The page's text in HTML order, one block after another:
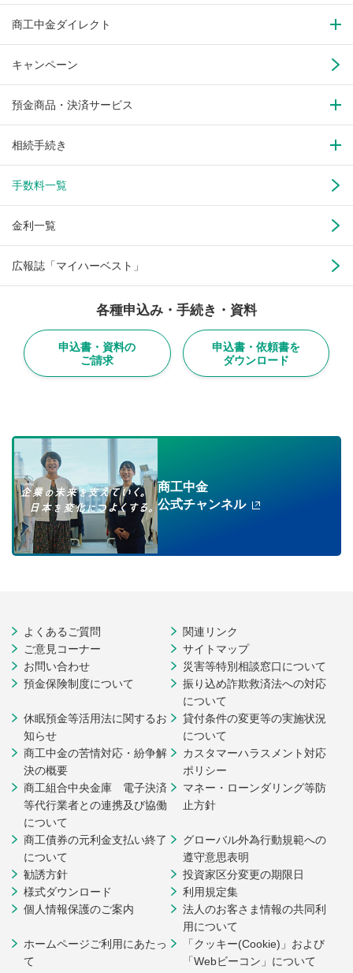
商工中金ダイレクト
キャンペーン
預金商品・決済サービス
相続手続き
手数料一覧
金利一覧
広報誌「マイハーベスト」
各種申込み・手続き・資料
申込書・資料の
ご請求
申込書・依頼書を
ダウンロード
商工中金
公式チャンネル
よくあるご質問
関連リンク
ご意見コーナー
サイトマップ
お問い合わせ
災害等特別相談窓口について
預金保険制度について
振り込め詐欺救済法への対応
について
休眠預金等活用法に関するお
知らせ
貸付条件の変更等の実施状況
について
商工中金の苦情対応・紛争解
決の概要
カスタマーハラスメント対応
ポリシー
商工組合中央金庫 電子決済
等代行業者との連携及び協働
について
マネー・ローンダリング等防
止方針
商工債券の元利金支払い終了
について
グローバル外為行動規範への
遵守意思表明
勧誘方針
投資家区分変更の期限日
様式ダウンロード
利用規定集
個人情報保護のご案内
法人のお客さま情報の共同利
用について
ホームページご利用にあたっ
て
「クッキー(Cookie)」および
「Webビーコン」について